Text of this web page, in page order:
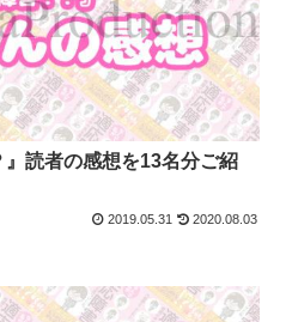
』読者の感想を13名分ご紹
2019.05.31 2020.08.03